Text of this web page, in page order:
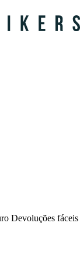
Devoluções fáceis